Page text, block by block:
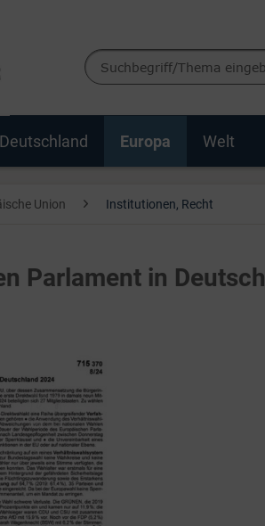
Deutschland Europa Welt
Union Institutionen, Recht
Parlament in